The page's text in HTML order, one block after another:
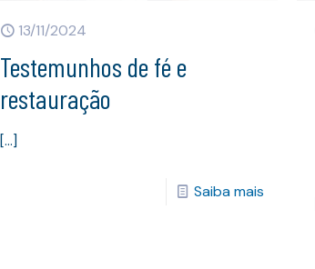
13/11/2024
Testemunhos de fé e
restauração
[…]
Saiba mais